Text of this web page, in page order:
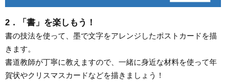
2．「書」を楽しもう！
書の技法を使って、墨で文字をアレンジしたポストカードを描
きます。
書道教師が丁寧に教えますので、一緒に身近な材料を使って年
賀状やクリスマスカードなどを描きましょう！